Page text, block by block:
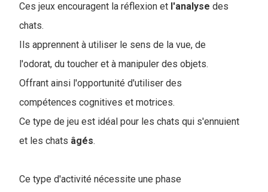
Ces jeux encouragent la réflexion et l'analyse des
chats.
Ils apprennent à utiliser le sens de la vue, de
l'odorat, du toucher et à manipuler des objets.
Offrant ainsi l'opportunité d'utiliser des
compétences cognitives et motrices.
Ce type de jeu est idéal pour les chats qui s'ennuient
et les chats âgés.
Ce type d'activité nécessite une phase